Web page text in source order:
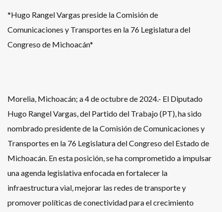
*Hugo Rangel Vargas preside la Comisión de
Comunicaciones y Transportes en la 76 Legislatura del
Congreso de Michoacán*
Morelia, Michoacán; a 4 de octubre de 2024.- El Diputado
Hugo Rangel Vargas, del Partido del Trabajo (PT), ha sido
nombrado presidente de la Comisión de Comunicaciones y
Transportes en la 76 Legislatura del Congreso del Estado de
Michoacán. En esta posición, se ha comprometido a impulsar
una agenda legislativa enfocada en fortalecer la
infraestructura vial, mejorar las redes de transporte y
promover políticas de conectividad para el crecimiento